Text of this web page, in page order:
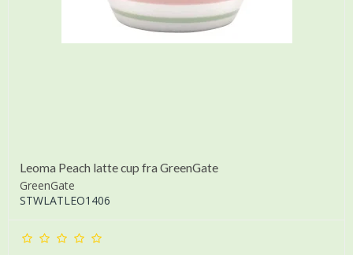
Leoma Peach latte cup fra GreenGate
GreenGate
STWLATLEO1406